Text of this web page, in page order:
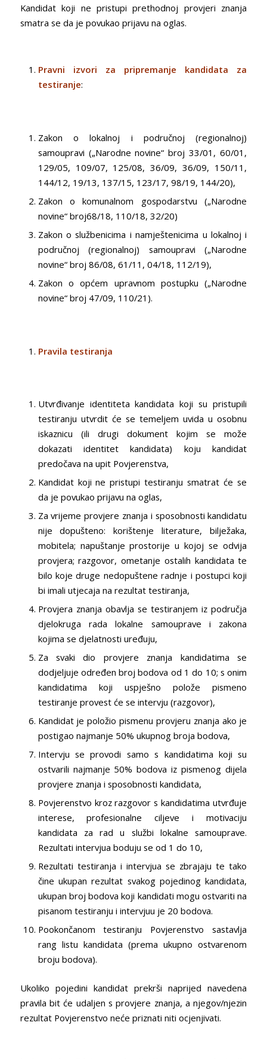
Kandidat koji ne pristupi prethodnoj provjeri znanja
smatra se da je povukao prijavu na oglas.
Pravni izvori za pripremanje kandidata za
testiranje:
Zakon o lokalnoj i područnoj (regionalnoj)
samoupravi („Narodne novine“ broj 33/01, 60/01,
129/05, 109/07, 125/08, 36/09, 36/09, 150/11,
144/12, 19/13, 137/15, 123/17, 98/19, 144/20),
Zakon o komunalnom gospodarstvu („Narodne
novine“ broj68/18, 110/18, 32/20)
Zakon o službenicima i namještenicima u lokalnoj i
područnoj (regionalnoj) samoupravi („Narodne
novine“ broj 86/08, 61/11, 04/18, 112/19),
Zakon o općem upravnom postupku („Narodne
novine“ broj 47/09, 110/21).
Pravila testiranja
Utvrđivanje identiteta kandidata koji su pristupili
testiranju utvrdit će se temeljem uvida u osobnu
iskaznicu (ili drugi dokument kojim se može
dokazati identitet kandidata) koju kandidat
predočava na upit Povjerenstva,
Kandidat koji ne pristupi testiranju smatrat će se
da je povukao prijavu na oglas,
Za vrijeme provjere znanja i sposobnosti kandidatu
nije dopušteno: korištenje literature, bilježaka,
mobitela; napuštanje prostorije u kojoj se odvija
provjera; razgovor, ometanje ostalih kandidata te
bilo koje druge nedopuštene radnje i postupci koji
bi imali utjecaja na rezultat testiranja,
Provjera znanja obavlja se testiranjem iz područja
djelokruga rada lokalne samouprave i zakona
kojima se djelatnosti uređuju,
Za svaki dio provjere znanja kandidatima se
dodjeljuje određen broj bodova od 1 do 10; s onim
kandidatima koji uspješno polože pismeno
testiranje provest će se intervju (razgovor),
Kandidat je položio pismenu provjeru znanja ako je
postigao najmanje 50% ukupnog broja bodova,
Intervju se provodi samo s kandidatima koji su
ostvarili najmanje 50% bodova iz pismenog dijela
provjere znanja i sposobnosti kandidata,
Povjerenstvo kroz razgovor s kandidatima utvrđuje
interese, profesionalne ciljeve i motivaciju
kandidata za rad u službi lokalne samouprave.
Rezultati intervjua boduju se od 1 do 10,
Rezultati testiranja i intervjua se zbrajaju te tako
čine ukupan rezultat svakog pojedinog kandidata,
ukupan broj bodova koji kandidati mogu ostvariti na
pisanom testiranju i intervjuu je 20 bodova.
Pookončanom testiranju Povjerenstvo sastavlja
rang listu kandidata (prema ukupno ostvarenom
broju bodova).
Ukoliko pojedini kandidat prekrši naprijed navedena
pravila bit će udaljen s provjere znanja, a njegov/njezin
rezultat Povjerenstvo neće priznati niti ocjenjivati.